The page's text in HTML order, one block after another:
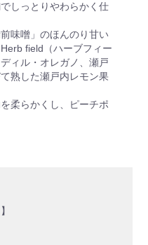
しっとりやわらかく仕
味噌」のほんのり甘い
field（ハーブフィー
ィル・オレガノ、瀬戸
熟した瀬戸内レモン果
柔らかくし、ピーチポ